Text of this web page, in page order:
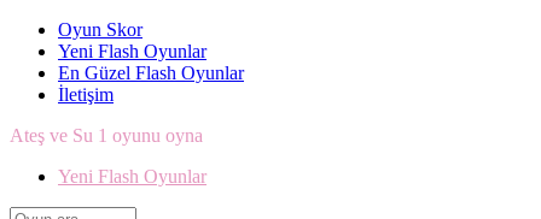
Oyun Skor
Yeni Flash Oyunlar
En Güzel Flash Oyunlar
İletişim
Ateş ve Su 1 oyunu oyna
Yeni Flash Oyunlar